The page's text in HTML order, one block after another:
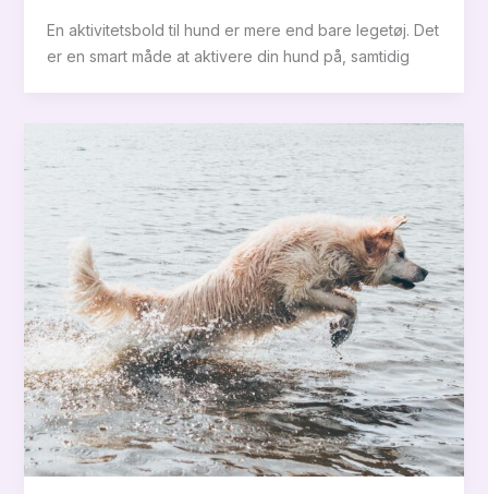
En aktivitetsbold til hund er mere end bare legetøj. Det
er en smart måde at aktivere din hund på, samtidig